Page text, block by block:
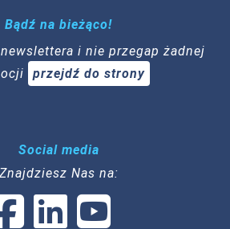
Bądź na bieżąco!
i nie przegap żadnej
przejdź do strony
Social media
Znajdziesz Nas na: